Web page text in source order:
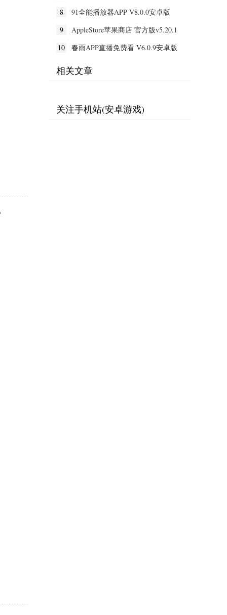
8
91全能播放器APP V8.0.0安卓版
9
AppleStore苹果商店 官方版v5.20.1
10
春雨APP直播免费看 V6.0.9安卓版
相关文章
关注手机站(安卓游戏)